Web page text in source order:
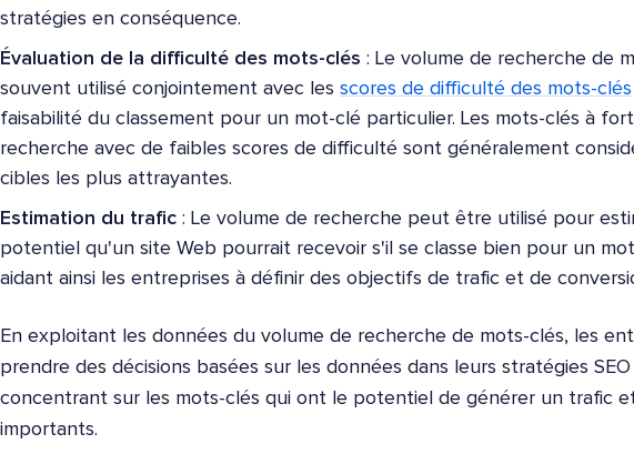
stratégies en conséquence.
Évaluation de la difficulté des mots-clés : Le volume de recherche de
souvent utilisé conjointement avec les scores de difficulté des mots-clés
faisabilité du classement pour un mot-clé particulier. Les mots-clés à
recherche avec de faibles scores de difficulté sont généralement
cibles les plus attrayantes.
Estimation du trafic : Le volume de recherche peut être utilisé pour
potentiel qu'un site Web pourrait recevoir s'il se classe bien pour un
aidant ainsi les entreprises à définir des objectifs de trafic et de
En exploitant les données du volume de recherche de mots-clés, les
prendre des décisions basées sur les données dans leurs stratégies
concentrant sur les mots-clés qui ont le potentiel de générer un trafic
importants.